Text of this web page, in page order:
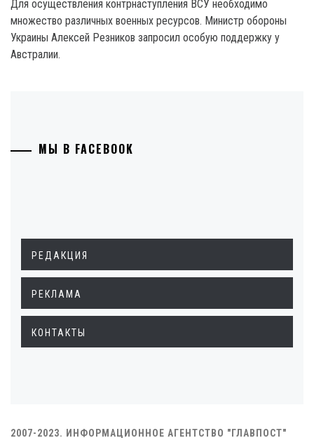
Для осуществления контрнаступления ВСУ необходимо
множество различных военных ресурсов. Министр обороны
Украины Алексей Резников запросил особую поддержку у
Австралии.
МЫ В FACEBOOK
РЕДАКЦИЯ
РЕКЛАМА
КОНТАКТЫ
2007-2023. ИНФОРМАЦИОННОЕ АГЕНТСТВО "ГЛАВПОСТ"